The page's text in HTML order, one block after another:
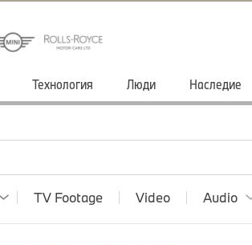
Технология Люди Наследие
TV Footage Video Audio